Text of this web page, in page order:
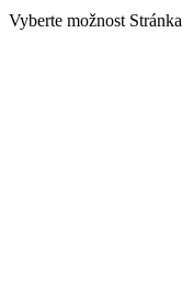
Vyberte možnost Stránka